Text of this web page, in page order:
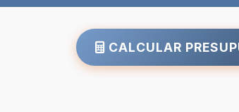
CALCULAR